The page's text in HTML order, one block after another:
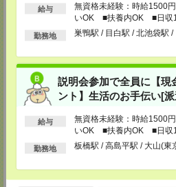
給与
無資格未経験：時給1500
いOK ■扶養内OK ■日収1
以上
勤務地 巣鴨駅 / 目白駅 / 北池袋駅 /
説明会参加で全員に【現
ント】生活のお手伝い[
給与
無資格未経験：時給1500
いOK ■扶養内OK ■日収1
以上
勤務地 板橋駅 / 高島平駅 / 大山(東
担当：採用担当
〒343-0816
TEL：0120-713-515
担当：採用担当
厚木支店
神奈川県厚木市旭町1-2-1 日本生命本厚木
TEL：0120-713-515
担当：採用担当
藤沢支店
神奈川県藤沢市鵠沼石上1丁目5番2号
日本生命藤沢ビル2階